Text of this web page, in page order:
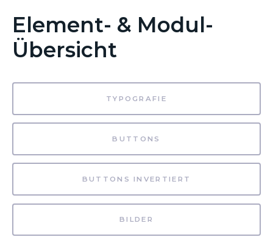
Element- & Modul-
Übersicht
TYPOGRAFIE
BUTTONS
BUTTONS INVERTIERT
BILDER